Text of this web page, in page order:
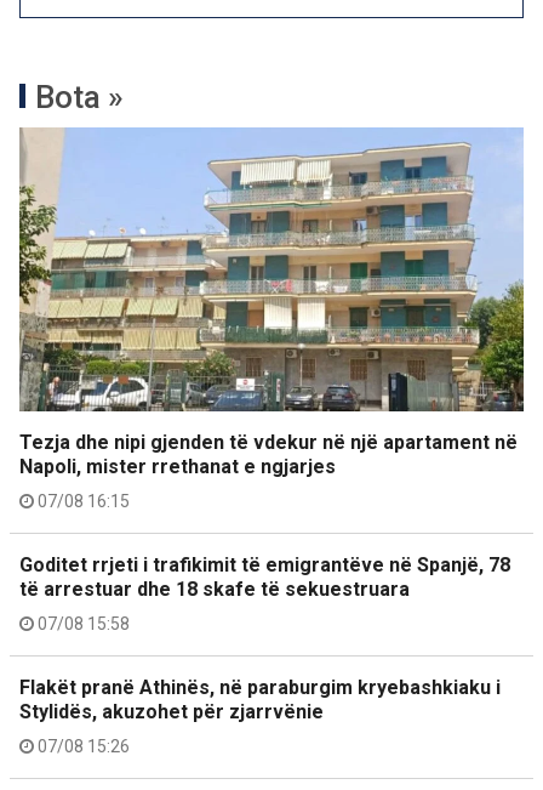
Bota »
Tezja dhe nipi gjenden të vdekur në një apartament në
Napoli, mister rrethanat e ngjarjes
07/08 16:15
Goditet rrjeti i trafikimit të emigrantëve në Spanjë, 78
të arrestuar dhe 18 skafe të sekuestruara
07/08 15:58
Flakët pranë Athinës, në paraburgim kryebashkiaku i
Stylidës, akuzohet për zjarrvënie
07/08 15:26